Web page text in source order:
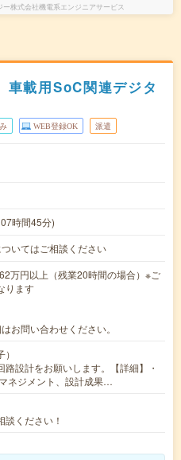
株式会社機電系エンジニアサービス
車載用SoC関連デジタ
WEB登録OK 派遣
時間45分)
いてはご相談ください
万円以上（残業20時間の場合）※ご
ります
問い合わせください。
設計をお願いします。【詳細】・
ネジメント、設計成果…
ください！